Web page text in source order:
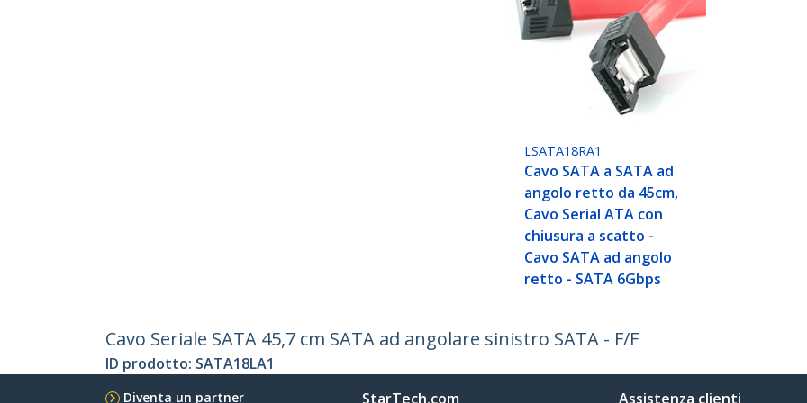
LSATA18RA1
Cavo SATA a SATA ad
angolo retto da 45cm,
Cavo Serial ATA con
chiusura a scatto -
Cavo SATA ad angolo
retto - SATA 6Gbps
Cavo Seriale SATA 45,7 cm SATA ad angolare sinistro SATA - F/F
ID prodotto: SATA18LA1
Diventa un partner StarTech.com Assistenza clienti